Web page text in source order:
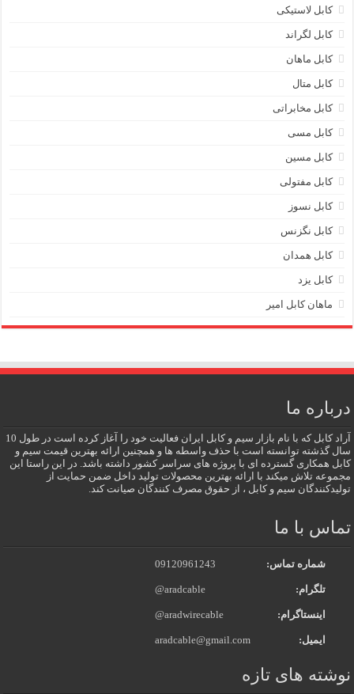
کابل لاستیکی
کابل لگراند
کابل ماهان
کابل متال
کابل مخابراتی
کابل مسی
کابل مسین
کابل مفتولی
کابل نسوز
کابل نگزنس
کابل همدان
کابل یزد
ماهان کابل امیر
درباره ما
آراد کابل که با نام بازار سیم و کابل ایران فعالیت خود را آغاز کرده است در طول 10
سال گذشته توانسته است با حذف واسطه ها و همچنین ارائه بهترین قیمت سیم و
کابل همکاری گسترده ای با پروژه های سراسر کشور داشته باشد. در این راستا این
مجموعه تلاش میکند با ارائه بهترین محصولات تولید داخل ضمن حمایت از
تولیدکنندگان سیم و کابل ، از حقوق مصرف کنندگان صیانت کند.
تماس با ما
شماره تماس: 09120961243
تلگرام: @aradcable
اینستاگرام: @aradwirecable
ایمیل: aradcable@gmail.com
نوشته های تازه